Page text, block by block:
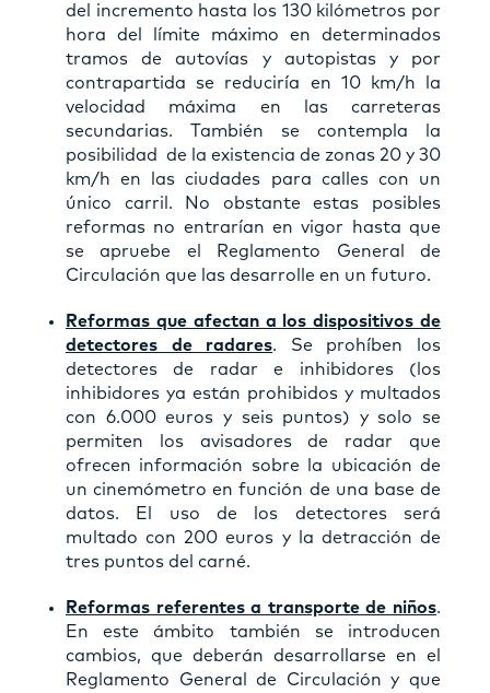
del
incremento hasta los 130 kilómetros por
hora del límite máximo en determinados
tramos de autovías y autopistas y por
contrapartida se reduciría en 10 km/h la
velocidad máxima en las carreteras
secundarias. También se contempla la
posibilidad de la existencia de zonas 20 y 30
km/h en las ciudades para calles con un
único carril. No obstante estas posibles
reformas no entrarían en vigor hasta que
se apruebe el Reglamento General de
Circulación que las desarrolle en un futuro.
Reformas que afectan a los dispositivos de
detectores de radares. Se prohíben los
detectores de radar e inhibidores (los
inhibidores ya están prohibidos y multados
con 6.000 euros y seis puntos) y solo se
permiten los avisadores de radar que
ofrecen información sobre la ubicación de
un cinemómetro en función de una base de
datos. El uso de los detectores será
multado con 200 euros y la detracción de
tres puntos del carné.
Reformas referentes a transporte de niños.
En este ámbito también se introducen
cambios, que deberán desarrollarse en el
Reglamento General de Circulación y que